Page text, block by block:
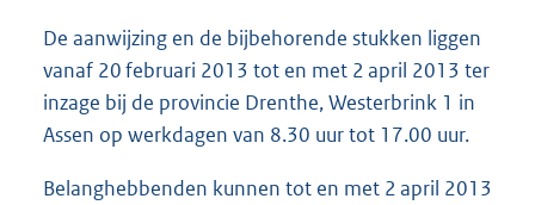
b
De aanwijzing en de bijbehorende stukken liggen
vanaf 20 februari 2013 tot en met 2 april 2013 ter
inzage bij de provincie Drenthe, Westerbrink 1 in
Assen op werkdagen van 8.30 uur tot 17.00 uur.
Belanghebbenden kunnen tot en met 2 april 2013